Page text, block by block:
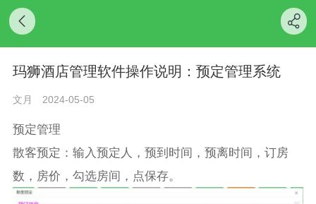
玛狮酒店管理软件操作说明：预定管理系统
文月 2024-05-05
预定管理
散客预定：输入预定人，预到时间，预离时间，订房
数，房价，勾选房间，点保存。